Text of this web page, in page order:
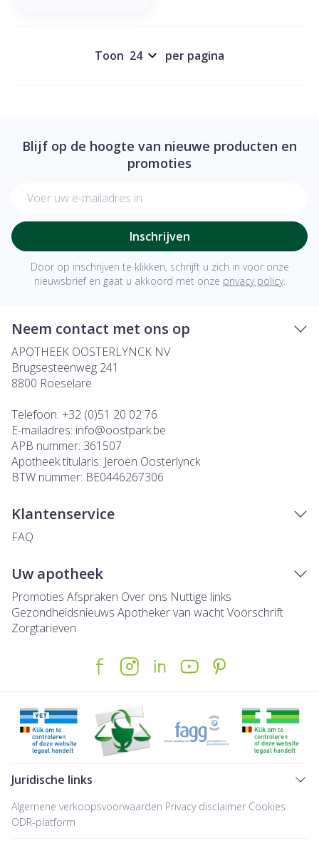
Toon per pagina
Blijf op de hoogte van nieuwe producten en
promoties
Inschrijven
Door op inschrijven te klikken, schrijft u zich in voor onze
nieuwsbrief en gaat u akkoord met onze privacy policy.
Neem contact met ons op
APOTHEEK OOSTERLYNCK NV
Brugsesteenweg 241
8800 Roeselare
Telefoon: +32 (0)51 20 02 76
E-mailadres: info@oostpark.be
APB nummer: 361507
Apotheek titularis: Jeroen Oosterlynck
BTW nummer: BE0446267306
Klantenservice
FAQ
Uw apotheek
Promoties Afspraken Over ons Nuttige links
Gezondheidsnieuws Apotheker van wachtVoorschrift
Zorgtarieven
Juridische links
Algemene verkoopsvoorwaarden Privacy disclaimer Cookies
ODR-platform